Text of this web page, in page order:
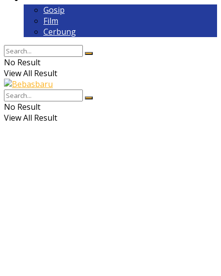
Gosip
Film
Cerbung
No Result
View All Result
No Result
View All Result